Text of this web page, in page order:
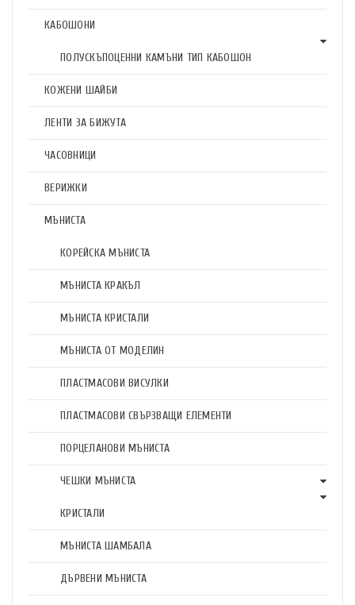
КАБОШОНИ
ПОЛУСКЪПОЦЕННИ КАМЪНИ ТИП КАБОШОН
КОЖЕНИ ШАЙБИ
ЛЕНТИ ЗА БИЖУТА
ЧАСОВНИЦИ
ВЕРИЖКИ
МЪНИСТА
КОРЕЙСКА МЪНИСТА
МЪНИСТА КРАКЪЛ
МЪНИСТА КРИСТАЛИ
МЪНИСТА ОТ МОДЕЛИН
ПЛАСТМАСОВИ ВИСУЛКИ
ПЛАСТМАСОВИ СВЪРЗВАЩИ ЕЛЕМЕНТИ
ПОРЦЕЛАНОВИ МЪНИСТА
ЧЕШКИ МЪНИСТА
КРИСТАЛИ
МЪНИСТА ШАМБАЛА
ДЪРВЕНИ МЪНИСТА